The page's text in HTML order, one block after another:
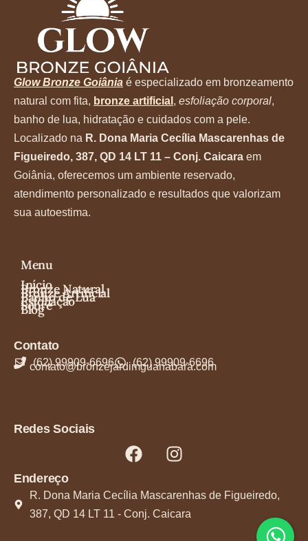
Glow Bronze Goiânia é especializado em bronzeamento
natural com fita, bronze artificial , esfoliação corporal,
banho de lua, hidratação e cuidados com a pele.
Localizado na R. Dona Maria Cecília Mascarenhas de
Figueiredo, 387, QD 14 LT 11 – Conj. Caicara em
Goiânia, oferecemos um ambiente reservado,
atendimento personalizado e resultados que valorizam
sua autoestima.
Menu
Início
Bronze Natural
Bronze Artificial
Banho de Lua
Esfoliação
Sobre
Blog
Contato
(62) 99909-6696 (62) 99909-6696
contato@bronzejardimguanabara.com​
Redes Sociais
Endereço
R. Dona Maria Cecília Mascarenhas de Figueiredo,
387, QD 14 LT 11 - Conj. Caicara